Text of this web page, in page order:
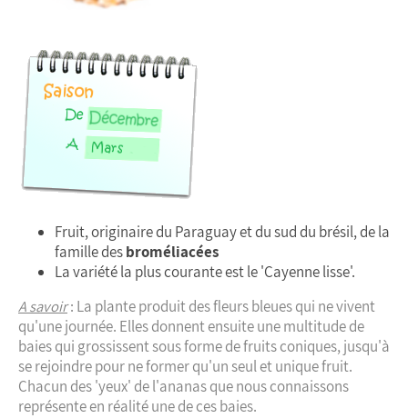
Fruit, originaire du Paraguay et du sud du brésil, de la
famille desbroméliacées
La variété la plus courante est le 'Cayenne lisse'.
A savoir: La plante produit des fleurs bleues qui ne vivent
qu'une journée. Elles donnent ensuite une multitude de
baies qui grossissent sous forme de fruits coniques, jusqu'à
se rejoindre pour ne former qu'un seul et unique fruit.
Chacun des 'yeux' de l'ananas que nous connaissons
représente en réalité une de ces baies.